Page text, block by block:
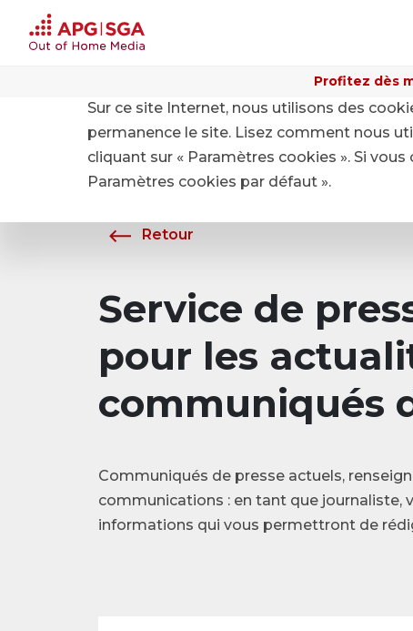
Profitez dès
A propos de APG|SGA
Retour
Service de
pour les
communiqués
Communiqués de presse actuels,
communications : en tant que journaliste,
informations qui vous permettront de
Sur ce site Internet, nous utilisons des
permanence le site. Lisez comment nous
cliquant sur « Paramètres cookies ». Si
Paramètres cookies par défaut ».